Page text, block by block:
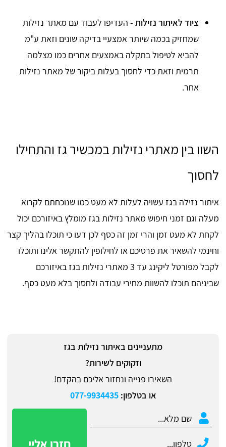
ציוד לאיתור נזילות - העדיפו לעבוד עם מאתר נזילות
שמחזיק בכמה שיותר אמצעיי בדיקה שונים וזאת ע"מ
להביא לטיפול בתקלה באמצעים אחרים כמו מצלמה
תרמית וזאת כדי לחסוך בעלות ביקור של מאתר נזילות
אחר.
השוו בין מאתרי נזילות במכשיר גז והתחילו
לחסוך
איתור נזילה בגז עשויה לעלות לא מעט כמו שנוכחתם לקרוא
מעלה וגם זמני חיפוש מאתר נזילות בגז מומלץ באיזורכם יכול
לקחת לא מעט זמן והרי זמן זה כסף לכן דעו כי תוכלו בהליך קצר
וחינמי להשאיר את פרטיכם או לחילופין להתקשר אלינו ותוכלו
לקבל מפורטל ליקינג עד 3 מאתרי נזילות בגז באיזורכם
שביניהם תוכלו להשוות מחירי עבודה ולחסוך בלא מעט כסף.
מתעניינים באיתור נזילות בגז
וזקוקים לשירות?
השאירו פנייה ונחזור אליכם בהקדם!
או בטלפון:077-9934435